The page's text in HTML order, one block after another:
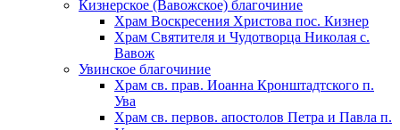
Кизнерское (Вавожское) благочиние
Храм Воскресения Христова пос. Кизнер
Храм Святителя и Чудотворца Николая с.
Вавож
Увинское благочиние
Храм св. прав. Иоанна Кронштадтского п.
Ува
Храм св. первов. апостолов Петра и Павла п.